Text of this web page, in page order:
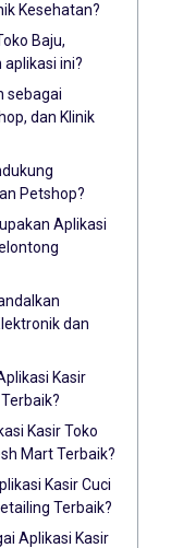
Kesehatan?
Baju,
ini?
sebagai
dan Klinik
Petshop?
Aplikasi
dan
Kasir
Kasir Toko
Mart Terbaik?
Kasir Cuci
Terbaik?
Aplikasi Kasir